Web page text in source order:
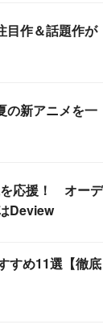
目作＆話題作が
の新アニメを一
を応援！ オーデ
Deview
すめ11選【徹底